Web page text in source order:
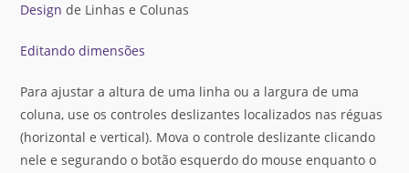
Design de Linhas e Colunas
Editando dimensões
Para ajustar a altura de uma linha ou a largura de uma
coluna, use os controles deslizantes localizados nas réguas
(horizontal e vertical). Mova o controle deslizante clicando
nele e segurando o botão esquerdo do mouse enquanto o